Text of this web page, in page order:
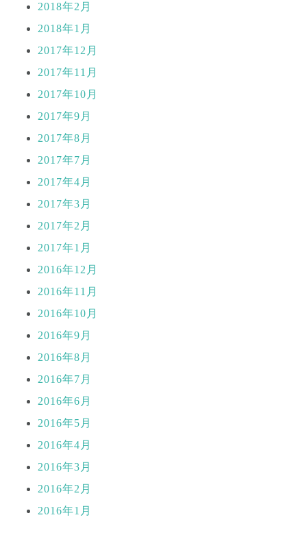
2018年2月
2018年1月
2017年12月
2017年11月
2017年10月
2017年9月
2017年8月
2017年7月
2017年4月
2017年3月
2017年2月
2017年1月
2016年12月
2016年11月
2016年10月
2016年9月
2016年8月
2016年7月
2016年6月
2016年5月
2016年4月
2016年3月
2016年2月
2016年1月